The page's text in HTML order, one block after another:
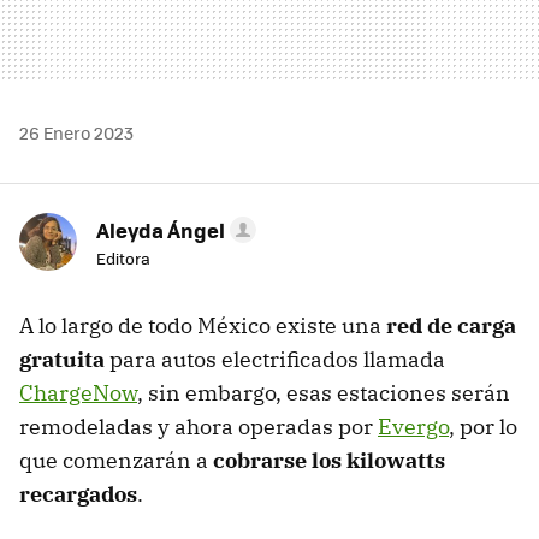
26 Enero 2023
Aleyda Ángel
Editora
A lo largo de todo México existe una red de carga
gratuitapara autos electrificados llamada
ChargeNow, sin embargo, esas estaciones serán
remodeladas y ahora operadas por Evergo, por lo
que comenzarán a cobrarse los kilowatts
recargados.